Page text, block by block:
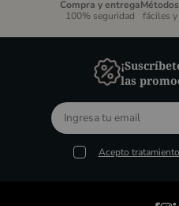
Compra y entrega
100% seguridad
fáciles
las
Acepto